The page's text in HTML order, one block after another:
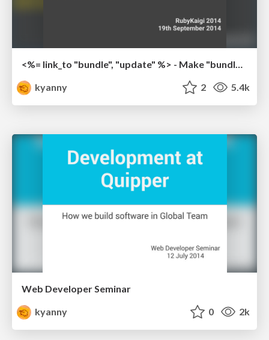
<%= link_to "bundle", "update" %> - Make "bundle update" more fun to review
kyanny
2 5.4k
Web Developer Seminar
kyanny
0 2k